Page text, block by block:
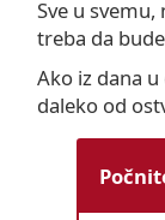
Sve u svemu,
treba da
Ako iz dana
daleko od